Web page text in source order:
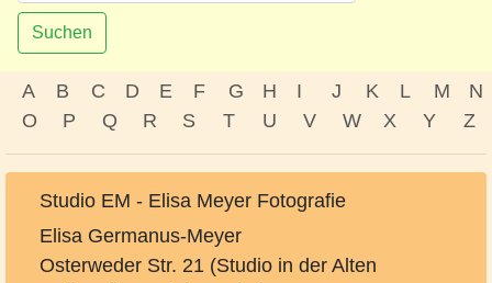
Suchen
A B C D E F G H I J K L M
N
O
P Q R S T U V W X Y Z
Studio EM - Elisa Meyer Fotografie
Elisa Germanus-Meyer
Osterweder Str. 21 (Studio in der Alten